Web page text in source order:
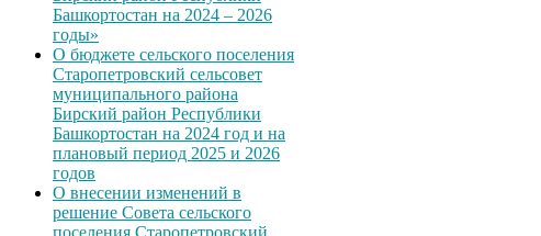
Башкортостан на 2024 – 2026
годы»
О бюджете сельского поселения
Старопетровский сельсовет
муниципального района
Бирский район Республики
Башкортостан на 2024 год и на
плановый период 2025 и 2026
годов
О внесении изменений в
решение Совета сельского